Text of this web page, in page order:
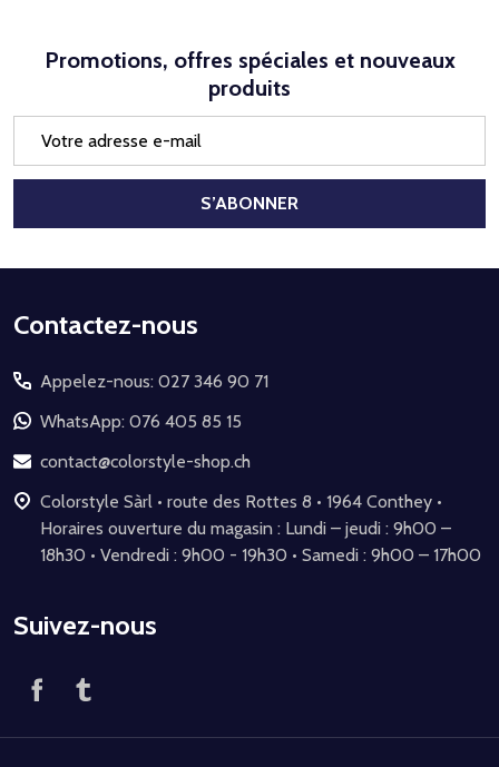
Promotions, offres spéciales et nouveaux
produits
mail
S’ABONNER
Début
pied
de
page
Contactez-nous
Appelez-nous: 027 346 90 71
WhatsApp: 076 405 85 15
contact@colorstyle-shop.ch
Colorstyle Sàrl • route des Rottes 8 • 1964 Conthey •
Horaires ouverture du magasin : Lundi – jeudi : 9h00 –
18h30 • Vendredi : 9h00 - 19h30 • Samedi : 9h00 – 17h00
Suivez-nous